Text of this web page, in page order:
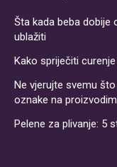
Šta kada beba dobije
ublažiti
Kako spriječiti
Ne vjerujte svemu
oznake na
Pelene za plivanje: 5